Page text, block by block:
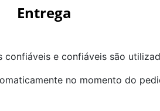
Entrega
e confiáveis são
no momento do